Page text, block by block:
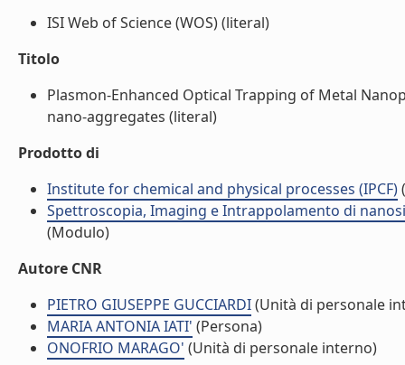
ISI Web of Science (WOS) (literal)
Titolo
Plasmon-Enhanced Optical Trapping of Metal
nano-aggregates (literal)
Prodotto di
Institute for chemical and physical processes (IPCF)
Spettroscopia, Imaging e Intrappolamento di
(Modulo)
Autore CNR
PIETRO GIUSEPPE GUCCIARDI(Unità di personale
MARIA ANTONIA IATI' (Persona)
ONOFRIO MARAGO' (Unità di personale interno)